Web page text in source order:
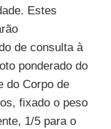
Estes
de consulta à
ponderado do
do Corpo de
fixado o peso
1/5 para o